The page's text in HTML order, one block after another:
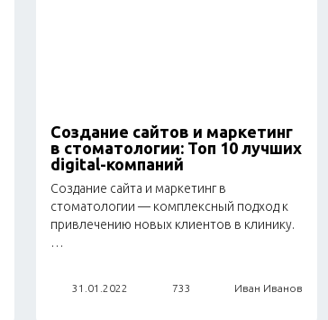
Создание сайтов и маркетинг
в стоматологии: Топ 10 лучших
digital-компаний
Создание сайта и маркетинг в
стоматологии — комплексный подход к
привлечению новых клиентов в клинику.
…
31.01.2022 733 Иван Иванов